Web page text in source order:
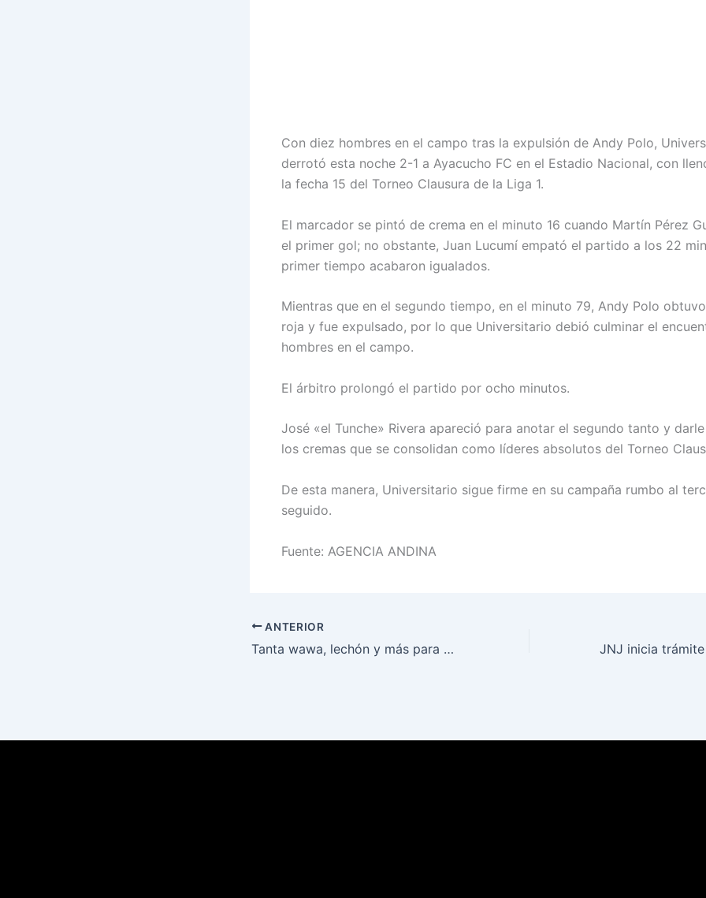
Con diez hombres en el campo tras la expulsión de Andy Polo,
derrotó esta noche 2-1 a Ayacucho FC en el Estadio Nacional, con
la fecha 15 del Torneo Clausura de la Liga 1.
El marcador se pintó de crema en el minuto 16 cuando Martín Pérez
el primer gol; no obstante, Juan Lucumí empató el partido a los 22
primer tiempo acabaron igualados.
Mientras que en el segundo tiempo, en el minuto 79, Andy Polo
roja y fue expulsado, por lo que Universitario debió culminar el
hombres en el campo.
El árbitro prolongó el partido por ocho minutos.
José «el Tunche» Rivera apareció para anotar el segundo tanto y
los cremas que se consolidan como líderes absolutos del Torneo
De esta manera, Universitario sigue firme en su campaña rumbo al
seguido.
Fuente: AGENCIA ANDINA
ANTERIOR
Tanta wawa, lechón y más para atraer a 20 mil visitantes durante el feriado largo en Chupaca